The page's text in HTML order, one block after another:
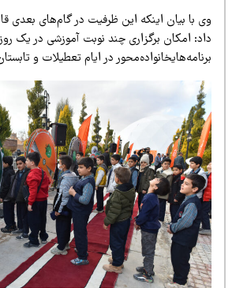
ظرفی ت در گام‌های بعد یقابل توسعه است، ادامه
چند نوبت آموزشیدر یکروز و همچنین طراحی
در ایامتعطیلاتو تابستان نی زوجود دارد